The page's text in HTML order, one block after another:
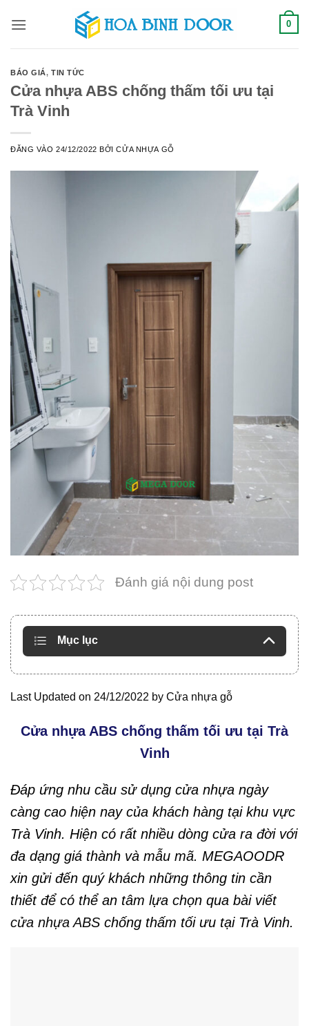
qua
0
BÁO GIÁ,TIN TỨC
Cửa nhựa ABS chống thấm tối ưu tại
Trà Vinh
ĐĂNG VÀO24/12/2022 BỞICỬA NHỰA GỖ
Đánh giá nội dung post
Mục lục
Last Updated on 24/12/2022 by Cửa nhựa gỗ
Cửa nhựa ABS chống thấm tối ưu tại Trà
Vinh
Đáp ứng nhu cầu sử dụng cửa nhựa ngày
càng cao hiện nay của khách hàng tại khu vực
Trà Vinh. Hiện có rất nhiều dòng cửa ra đời với
đa dạng giá thành và mẫu mã. MEGAOODR
xin gửi đến quý khách những thông tin cần
thiết để có thể an tâm lựa chọn qua bài viết
cửa nhựa ABS chống thấm tối ưu tại Trà Vinh.